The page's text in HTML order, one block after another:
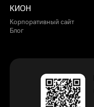
КИОН
Корпоративный сайт
Блог